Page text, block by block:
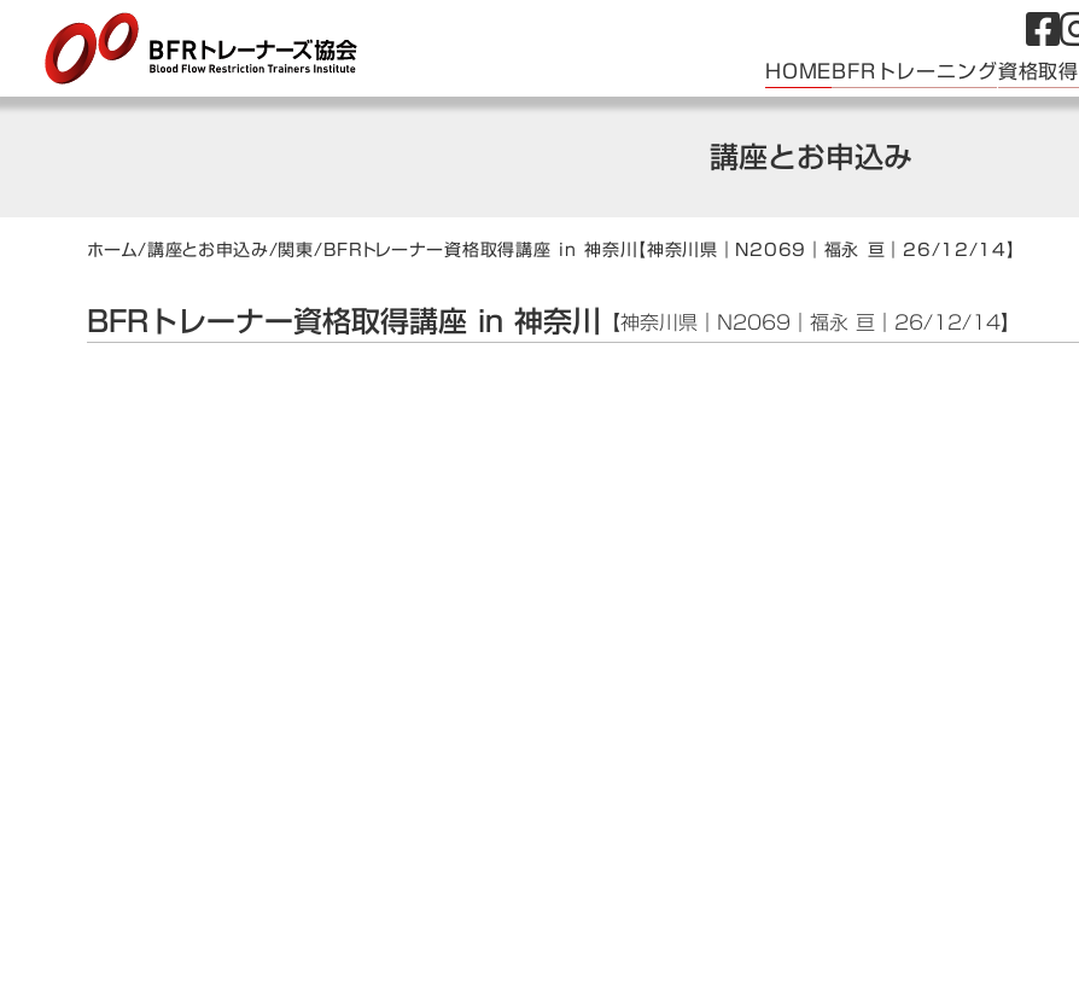
講座とお申込み
ホーム/講座とお申込み/関東/BFRトレーナー資格取得講座 in 神奈川【神奈川県｜N2069｜福永 亘｜26/12/14】
BFRトレーナー資格取得講座 in 神奈川 【神奈川県｜N2069｜福永 亘｜26/12/14】
HOMEBFRトレーニング資格取